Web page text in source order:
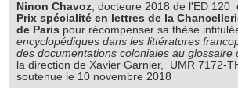
Ninon Chavoz, docteure 2018 de l'ED 120
Prix spécialité en lettres de la
de Paris pour récompenser sa thèse
encyclopédiques dans les littératures
des documentations coloniales au
la direction de Xavier Garnier, UMR 7172-
soutenue le 10 novembre 2018